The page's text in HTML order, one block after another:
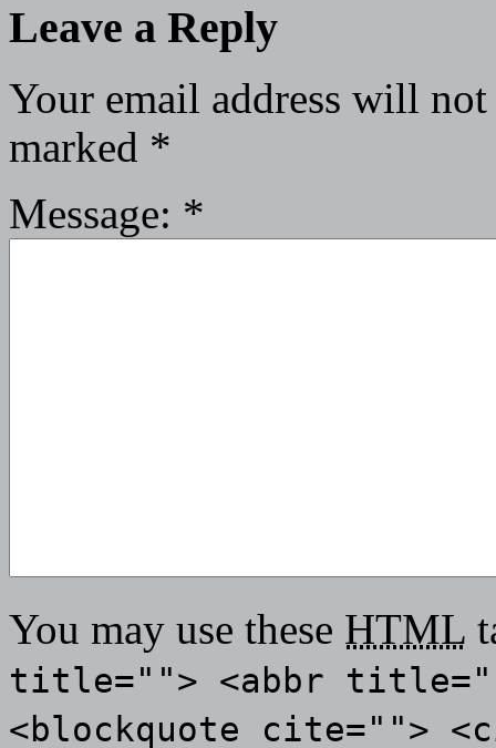
Leave a Reply
Your email address will
marked *
Message: *
You may use these HTML
title=""> <abbr
<blockquote cite="">